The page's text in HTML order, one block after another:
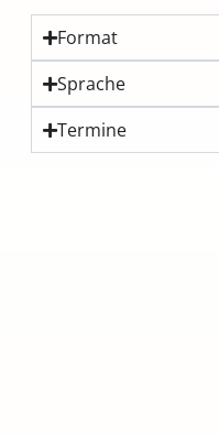
Format
Sprache
Termine